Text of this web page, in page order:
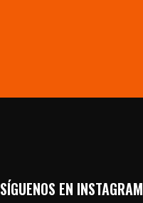
SÍGUENOS EN INSTAGRAM